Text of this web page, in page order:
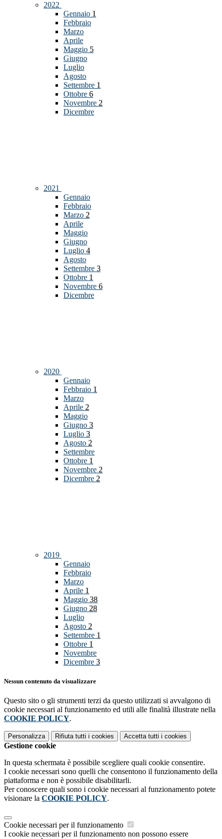
2022
Gennaio 1
Febbraio
Marzo
Aprile
Maggio 5
Giugno
Luglio
Agosto
Settembre 1
Ottobre 6
Novembre 2
Dicembre
2021
Gennaio
Febbraio
Marzo 2
Aprile
Maggio
Giugno
Luglio 4
Agosto
Settembre 3
Ottobre 1
Novembre 6
Dicembre
2020
Gennaio
Febbraio 1
Marzo
Aprile 2
Maggio
Giugno 3
Luglio 3
Agosto 2
Settembre
Ottobre 1
Novembre 2
Dicembre 2
2019
Gennaio
Febbraio
Marzo
Aprile 1
Maggio 38
Giugno 28
Luglio
Agosto 2
Settembre 1
Ottobre 1
Novembre
Dicembre 3
Nessun contenuto da visualizzare
Questo sito o gli strumenti terzi da questo utilizzati si avvalgono di
cookie necessari al funzionamento ed utili alle finalità illustrate nella
COOKIE POLICY.
Personalizza Rifiuta tutti i cookies Accetta tutti i cookies
Gestione cookie
In questa schermata è possibile scegliere quali cookie consentire.
I cookie necessari sono quelli che consentono il funzionamento della
piattaforma e non è possibile disabilitarli.
Per conoscere quali sono i cookie necessari al funzionamento potete
visionare la COOKIE POLICY.
Cookie necessari per il funzionamento
I cookie necessari per il funzionamento non possono essere